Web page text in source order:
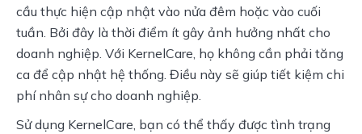
cầu thực hiện cập nhật vào nửa đêm hoặc vào cuối
tuần. Bởi đây là thời điểm ít gây ảnh hưởng nhất cho
doanh nghiệp. Với KernelCare, họ không cần phải tăng
ca để cập nhật hệ thống. Điều này sẽ giúp tiết kiệm chi
phí nhân sự cho doanh nghiệp.
Sử dụng KernelCare, bạn có thể thấy được tình trạng